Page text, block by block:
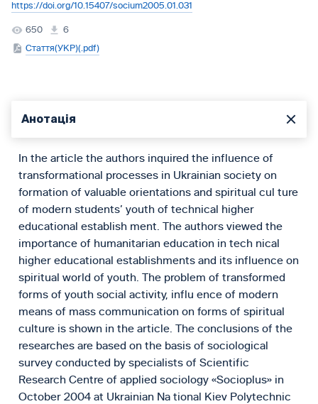
https://doi.org/10.15407/socium2005.01.031
650
6
Стаття(УКР)(.pdf)
Анотація
In the article the authors inquired the influence of
transformational processes in Ukrainian society on
formation of valuable orientations and spiritual cul ture
of modern students’ youth of technical higher
educational establish ment. The authors viewed the
importance of humanitarian education in tech nical
higher educational establishments and its influence on
spiritual world of youth. The problem of transformed
forms of youth social activity, influ ence of modern
means of mass communication on forms of spiritual
culture is shown in the article. The conclusions of the
researches are based on the basis of sociological
survey conducted by specialists of Scientific
Research Centre of applied sociology «Socioplus» in
October 2004 at Ukrainian Na tional Kiev Polytechnic